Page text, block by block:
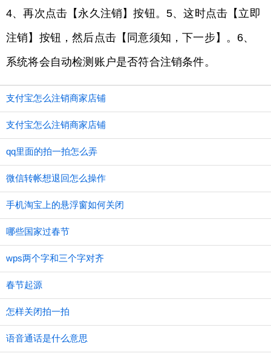
4、再次点击【永久注销】按钮。5、这时点击【立即
注销】按钮，然后点击【同意须知，下一步】。6、
系统将会自动检测账户是否符合注销条件。
支付宝怎么注销商家店铺
支付宝怎么注销商家店铺
qq里面的拍一拍怎么弄
微信转帐想退回怎么操作
手机淘宝上的悬浮窗如何关闭
哪些国家过春节
wps两个字和三个字对齐
春节起源
怎样关闭拍一拍
语音通话是什么意思